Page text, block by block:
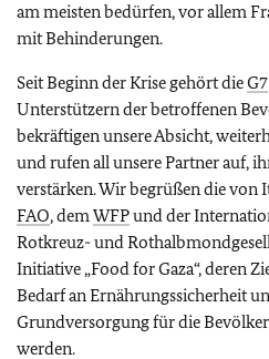
am meisten bedürfen, vor allem
mit Behinderungen.
Seit Beginn der Krise gehört dieG7
Unterstützern der betroffenen
bekräftigen unsere Absicht,
und rufen all unsere Partner auf,
verstärken. Wir begrüßen die von
FAO, demWFPund der
Rotkreuz- und
Initiative „Food for Gaza“, deren
Bedarf an Ernährungssicherheit
Grundversorgung für die
werden.